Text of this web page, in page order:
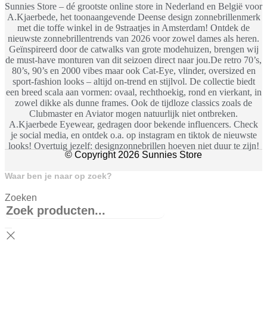
Sunnies Store – dé grootste online store in Nederland en België voor
A.Kjaerbede, het toonaangevende Deense design zonnebrillenmerk
met die toffe winkel in de 9straatjes in Amsterdam! Ontdek de
nieuwste zonnebrillentrends van 2026 voor zowel dames als heren.
Geïnspireerd door de catwalks van grote modehuizen, brengen wij
de must-have monturen van dit seizoen direct naar jou.De retro 70’s,
80’s, 90’s en 2000 vibes maar ook Cat-Eye, vlinder, oversized en
sport-fashion looks – altijd on-trend en stijlvol. De collectie biedt
een breed scala aan vormen: ovaal, rechthoekig, rond en vierkant, in
zowel dikke als dunne frames. Ook de tijdloze classics zoals de
Clubmaster en Aviator mogen natuurlijk niet ontbreken.
A.Kjaerbede Eyewear, gedragen door bekende influencers. Check
je social media, en ontdek o.a. op instagram en tiktok de nieuwste
looks! Overtuig jezelf: designzonnebrillen hoeven niet duur te zijn!
© Copyright 2026 Sunnies Store
Waar ben je naar op zoek?
Zoeken